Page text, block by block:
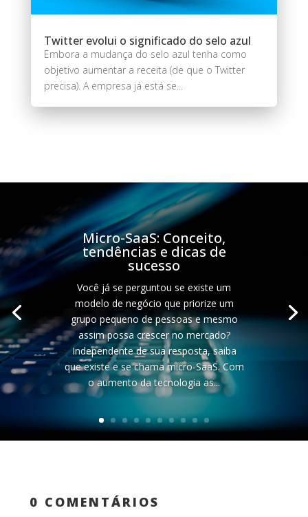
Twitter evolui o significado do selo azul
Embora a mudança do selo azul tenha como
objetivo aumentar a receita (de que o Twitter
precisa). A empresa já está se...
Micro-SaaS: Conceito,
tendências e dicas de
sucesso
Você já se perguntou se existe um
modelo de negócio que priorize um
grupo pequeno de pessoas e mesmo
assim possa crescer no mercado?
Independente de sua resposta, saiba
que existe e se chama micro-SaaS. Com
o aumento da tecnologia as...
0 COMENTÁRIOS